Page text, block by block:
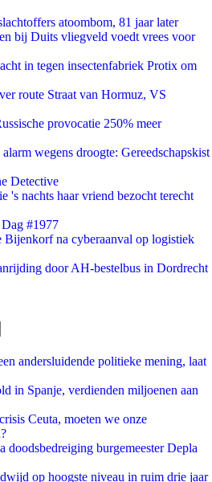
atoombom, 81 jaar later
bij Duits vliegveld voedt vrees voor
in tegen insectenfabriek Protix om
route Straat van Hormuz, VS
provocatie 250% meer
wegens droogte: Gereedschapskist
Detective
's nachts haar vriend bezocht terecht
#1977
na cyberaanval op logistiek
door AH-bestelbus in Dordrecht
andersluidende politieke mening, laat
in Spanje, verdienden miljoenen aan
Ceuta, moeten we onze
doodsbedreiging burgemeester Depla
op hoogste niveau in ruim drie jaar